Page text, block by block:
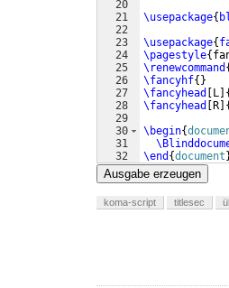
20
21
22
23
24
25
26
27
28
29
30
31
32
\usepackage{
\usepackage{
\pagestyle{
\renewcommand {
\fancyhf{ }
\fancyhead
L {
\fancyhead
R {
\begin{
\end {document
Ausgabe erzeugen
koma-script titlesec